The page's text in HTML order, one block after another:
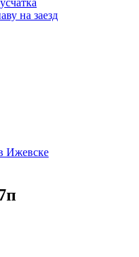
на заезд
Ижевске